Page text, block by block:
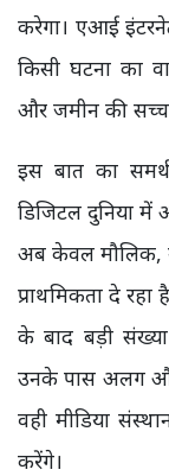
करेगा। एआई
किसी घटना का
और जमीन की
इस बात का
डिजिटल दुनिया
अब केवल मौलिक,
प्राथमिकता दे
के बाद बड़ी
उनके पास अलग
वही मीडिया
करेंगे।